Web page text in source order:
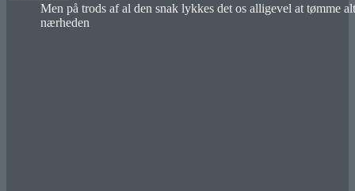
Men på trods af al den snak lykkes det os alligevel at tømme
nærheden